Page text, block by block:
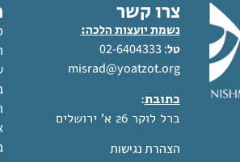
צרו קשר
נשמת יועצות הלכה:
טל: 02-6404333
misrad@yoatzot.org
כתובת:
ברל לוקר 26 א' ירושלים
הצהרת נגישות